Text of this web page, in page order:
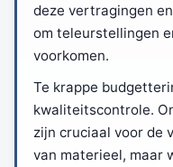
deze vertragingen
om teleurstellingen
voorkomen.
Te krappe
kwaliteitscontrole.
zijn cruciaal voor de
van materieel, maar